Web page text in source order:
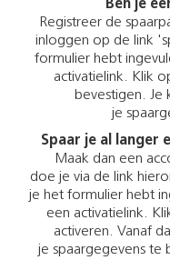
Ben je
Registreer de
inloggen op de link
formulier hebt
activatielink. Klik
bevestigen. Je
je
Spaar je al langer
Maak dan een
doe je via de link
je het formulier hebt
een activatielink.
activeren. Vanaf
je spaargegevens te